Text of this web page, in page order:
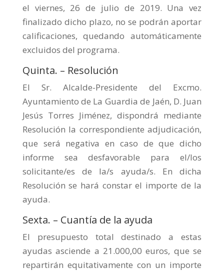
el viernes, 26 de julio de 2019. Una vez
finalizado dicho plazo, no se podrán aportar
calificaciones, quedando automáticamente
excluidos del programa.
Quinta. – Resolución
El Sr. Alcalde-Presidente del Excmo.
Ayuntamiento de La Guardia de Jaén, D. Juan
Jesús Torres Jiménez, dispondrá mediante
Resolución la correspondiente adjudicación,
que será negativa en caso de que dicho
informe sea desfavorable para el/los
solicitante/es de la/s ayuda/s. En dicha
Resolución se hará constar el importe de la
ayuda.
Sexta. – Cuantía de la ayuda
El presupuesto total destinado a estas
ayudas asciende a 21.000,00 euros, que se
repartirán equitativamente con un importe